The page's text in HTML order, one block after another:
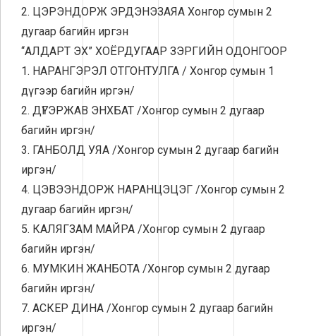
2. ЦЭРЭНДОРЖ ЭРДЭНЭЗАЯА Хонгор сумын 2
дугаар багийн иргэн
“АЛДАРТ ЭХ” ХОЁРДУГААР ЗЭРГИЙН ОДОНГООР
1. НАРАНГЭРЭЛ ОТГОНТУЛГА / Хонгор сумын 1
дүгээр багийн иргэн/
2. ДҮГЭРЖАВ ЭНХБАТ /Хонгор сумын 2 дугаар
багийн иргэн/
3. ГАНБОЛД УЯА /Хонгор сумын 2 дугаар багийн
иргэн/
4. ЦЭВЭЭНДОРЖ НАРАНЦЭЦЭГ /Хонгор сумын 2
дугаар багийн иргэн/
5. КАЛЯГЗАМ МАЙРА /Хонгор сумын 2 дугаар
багийн иргэн/
6. МУМКИН ЖАНБОТА /Хонгор сумын 2 дугаар
багийн иргэн/
7. АСКЕР ДИНА /Хонгор сумын 2 дугаар багийн
иргэн/